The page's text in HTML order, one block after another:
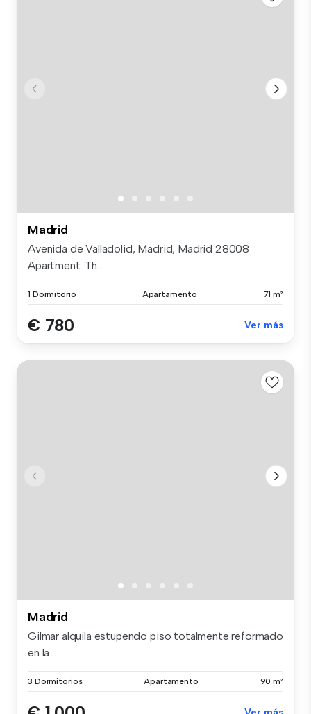
Madrid
Avenida de Valladolid, Madrid, Madrid 28008
Apartment. Th...
1 Dormitorio Apartamento 71 m²
€ 780 Ver más
Madrid
Gilmar alquila estupendo piso totalmente reformado
en la ...
3 Dormitorios Apartamento 90 m²